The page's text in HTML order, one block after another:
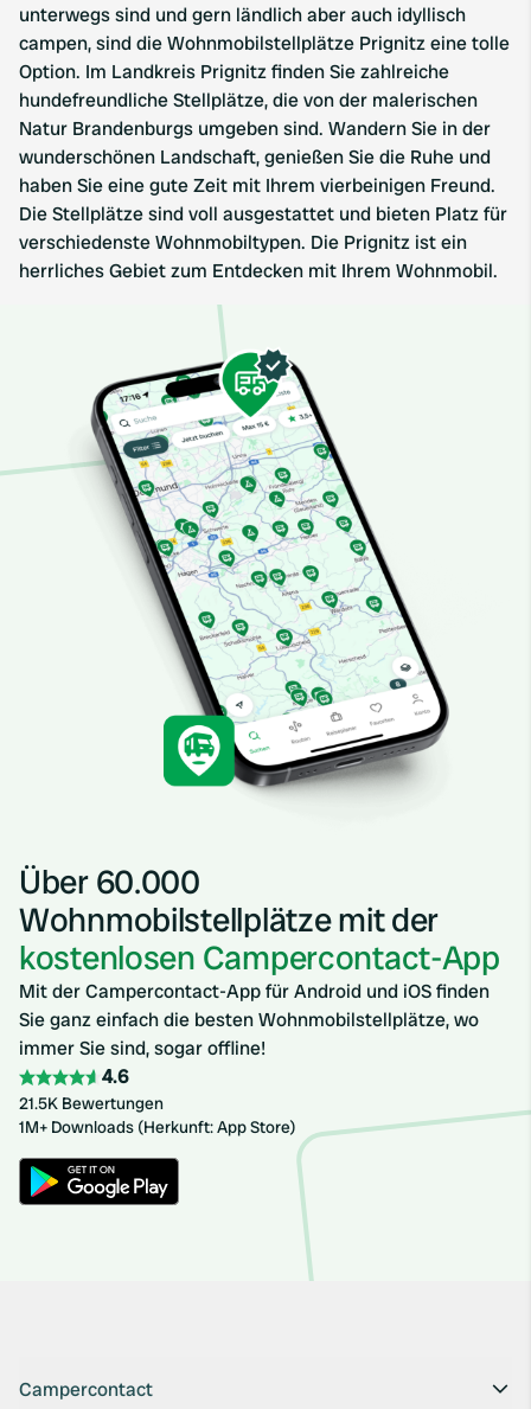
unterwegs sind und gern ländlich aber auch idyllisch
campen, sind die Wohnmobilstellplätze Prignitz eine tolle
Option. Im Landkreis Prignitz finden Sie zahlreiche
hundefreundliche Stellplätze, die von der malerischen
Natur Brandenburgs umgeben sind. Wandern Sie in der
wunderschönen Landschaft, genießen Sie die Ruhe und
haben Sie eine gute Zeit mit Ihrem vierbeinigen Freund.
Die Stellplätze sind voll ausgestattet und bieten Platz für
verschiedenste Wohnmobiltypen. Die Prignitz ist ein
herrliches Gebiet zum Entdecken mit Ihrem Wohnmobil.
Über 60.000
Wohnmobilstellplätze mit der
kostenlosen Campercontact-App
Mit der Campercontact-App für Android und iOS finden
Sie ganz einfach die besten Wohnmobilstellplätze, wo
immer Sie sind, sogar offline!
4.6
21.5K Bewertungen
1M+ Downloads (Herkunft: App Store)
Campercontact